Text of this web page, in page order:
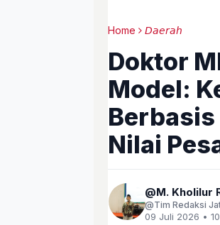
Home 𝘋𝘢𝘦𝘳𝘢𝘩
Doktor
Model:
Nilai
M. Kholilur
Tim Redaksi
09 Juli 2026 •